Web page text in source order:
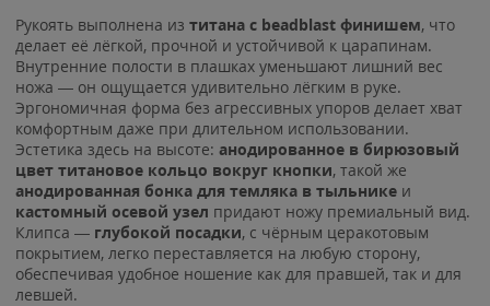
Рукоять выполнена из титана с beadblast финишем, что
делает её лёгкой, прочной и устойчивой к царапинам.
Внутренние полости в плашках уменьшают лишний вес
ножа — он ощущается удивительно лёгким в руке.
Эргономичная форма без агрессивных упоров делает хват
комфортным даже при длительном использовании.
Эстетика здесь на высоте: анодированное в бирюзовый
цвет титановое кольцо вокруг кнопки, такой же
анодированная бонка для темляка в тыльнике и
кастомный осевой узел придают ножу премиальный вид.
Клипса — глубокой посадки, с чёрным церакотовым
покрытием, легко переставляется на любую сторону,
обеспечивая удобное ношение как для правшей, так и для
левшей.